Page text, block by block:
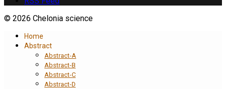
© 2026 Chelonia science
Home
Abstract
Abstract-A
Abstract-B
Abstract-C
Abstract-D